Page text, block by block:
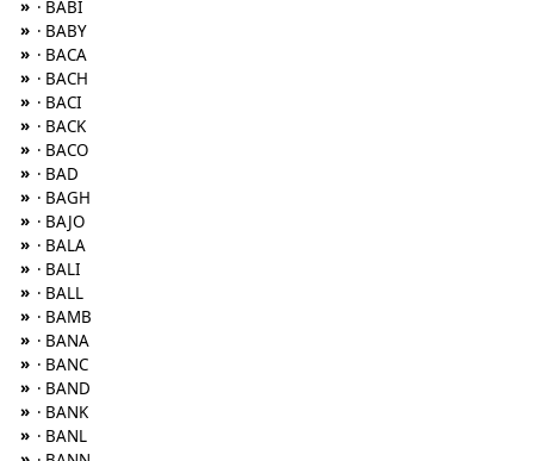
» · BABI
» · BABY
» · BACA
» · BACH
» · BACI
» · BACK
» · BACO
» · BAD
» · BAGH
» · BAJO
» · BALA
» · BALI
» · BALL
» · BAMB
» · BANA
» · BANC
» · BAND
» · BANK
» · BANL